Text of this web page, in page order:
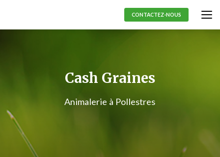
CONTACTEZ-NOUS
Cash Graines
Animalerie à Pollestres